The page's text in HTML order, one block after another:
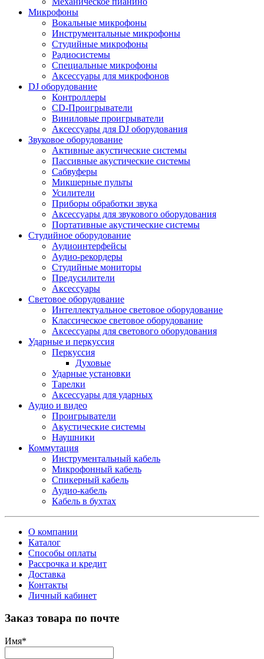
Микрофоны
Вокальные микрофоны
Инструментальные микрофоны
Студийные микрофоны
Радиосистемы
Специальные микрофоны
Аксессуары для микрофонов
DJ оборудование
Контроллеры
CD-Проигрыватели
Виниловые проигрыватели
Аксессуары для DJ оборудования
Звуковое оборудование
Активные акустические системы
Пассивные акустические системы
Сабвуферы
Микшерные пульты
Усилители
Приборы обработки звука
Аксессуары для звукового оборудования
Портативные акустические системы
Студийное оборудование
Аудиоинтерфейсы
Аудио-рекордеры
Студийные мониторы
Предусилители
Аксессуары
Световое оборудование
Интеллектуальное световое оборудование
Классическое световое оборудование
Аксессуары для светового оборудования
Ударные и перкуссия
Перкуссия
Духовые
Ударные установки
Тарелки
Аксессуары для ударных
Аудио и видео
Проигрыватели
Акустические системы
Наушники
Коммутация
Инструментальный кабель
Микрофонный кабель
Спикерный кабель
Аудио-кабель
Кабель в бухтах
О компании
Каталог
Способы оплаты
Рассрочка и кредит
Доставка
Контакты
Личный кабинет
Заказ товара по почте
Имя*